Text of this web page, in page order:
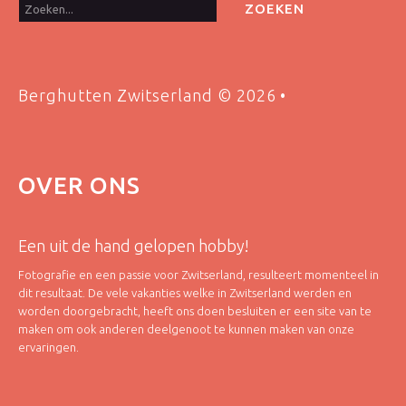
ZOEKEN
Berghutten Zwitserland © 2026
OVER ONS
Een uit de hand gelopen hobby!
Fotografie en een passie voor Zwitserland, resulteert momenteel in
dit resultaat. De vele vakanties welke in Zwitserland werden en
worden doorgebracht, heeft ons doen besluiten er een site van te
maken om ook anderen deelgenoot te kunnen maken van onze
ervaringen.